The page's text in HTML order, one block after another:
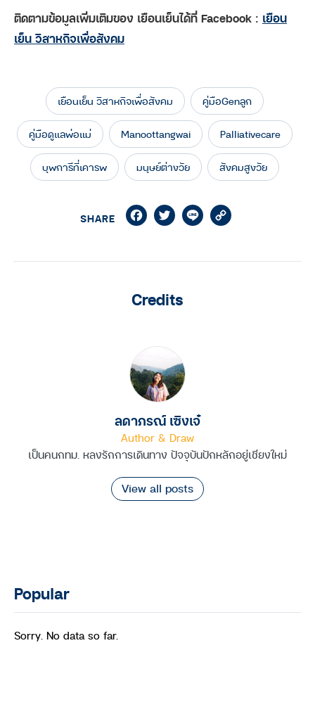
ติดตามข้อมูลเพิ่มเติมของ เยือนเย็นได้ที่ Facebook : เยือน
เย็น วิสาหกิจเพื่อสังคม
เยือนเย็น วิสาหกิจเพื่อสังคม คู่มือGenลูก
คู่มือดูแลพ่อแม่ Manoottangwai Palliativecare
บุพการีที่เคารพ มนุษย์ต่างวัย สังคมสูงวัย
SHARE FacebookTwitterLine
Credits
ลดาภรณ์ เซิงเจ๋
Author & Draw
เป็นคนกทม. หลงรักการเดินทาง ปัจจุบันปักหลักอยู่เชียงใหม่
View all posts
Popular
Sorry. No data so far.